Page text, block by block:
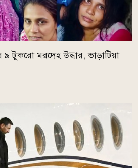
৯ টুকরো মরদেহ উদ্ধার, ভাড়াটিয়া